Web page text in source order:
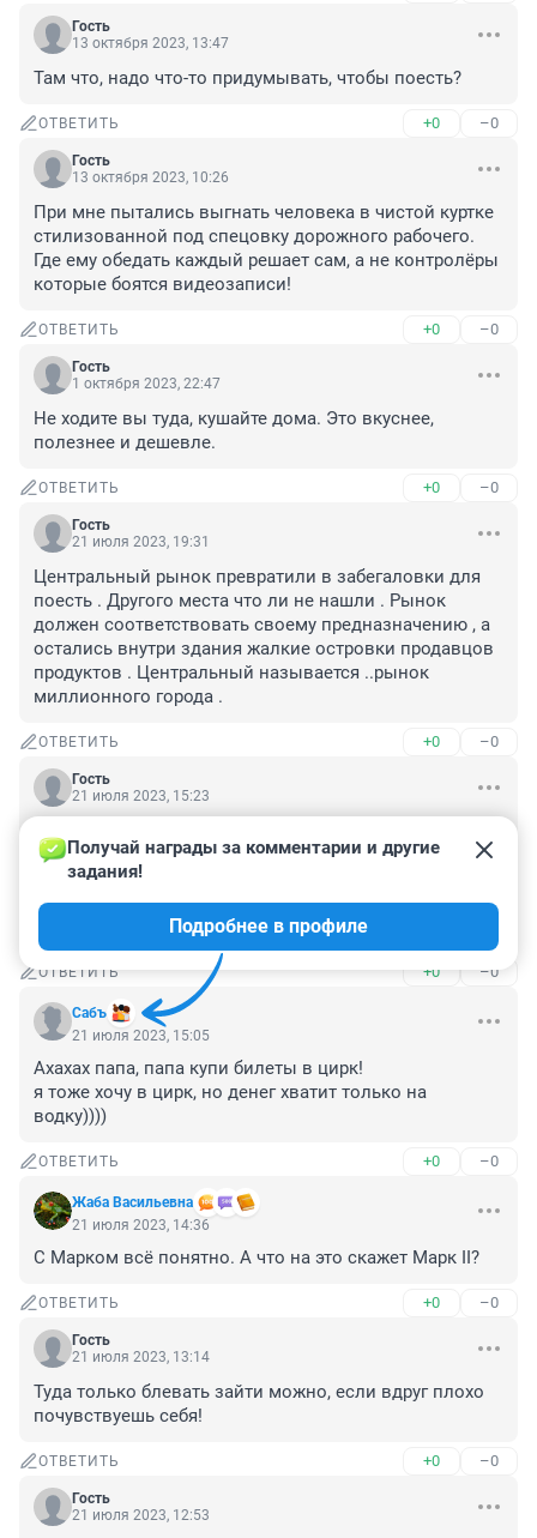
Гость
13 октября 2023, 13:47
Там что, надо что-то придумывать, чтобы поесть?
ОТВЕТИТЬ +0 –0
Гость
13 октября 2023, 10:26
При мне пытались выгнать человека в чистой куртке
стилизованной под спецовку дорожного рабочего.
Где ему обедать каждый решает сам, а не контролёры
которые боятся видеозаписи!
ОТВЕТИТЬ +0 –0
Гость
1 октября 2023, 22:47
Не ходите вы туда, кушайте дома. Это вкуснее,
полезнее и дешевле.
ОТВЕТИТЬ +0 –0
Гость
21 июля 2023, 19:31
Центральный рынок превратили в забегаловки для
поесть . Другого места что ли не нашли . Рынок
должен соответствовать своему предназначению , а
остались внутри здания жалкие островки продавцов
продуктов . Центральный называется ..рынок
миллионного города .
ОТВЕТИТЬ +0 –0
Гость
21 июля 2023, 15:23
Минотавра на рынке нормальным с точки зрения
пожарной безопасности? Всё перекрыто как будто
специально для создания экстремальных ситуаций!
Позор городскому начальству!
ОТВЕТИТЬ +0 –0
Сабъ
Получай награды за комментарии и другие
задания!
Подробнее в профиле
21 июля 2023, 15:05
Ахахах папа, папа купи билеты в цирк!
я тоже хочу в цирк, но денег хватит только на
водку))))
ОТВЕТИТЬ +0 –0
Жаба Васильевна
21 июля 2023, 14:36
С Марком всё понятно. А что на это скажет Марк II?
ОТВЕТИТЬ +0 –0
Гость
21 июля 2023, 13:14
Туда только блевать зайти можно, если вдруг плохо
почувствуешь себя!
ОТВЕТИТЬ +0 –0
Гость
21 июля 2023, 12:53